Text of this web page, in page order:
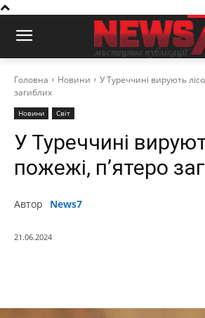
Головна Новини
У Туреччині вирують
загиблих
Новини Світ
У Туреччині
пожежі, п’ятеро
Автор News7
21.06.2024